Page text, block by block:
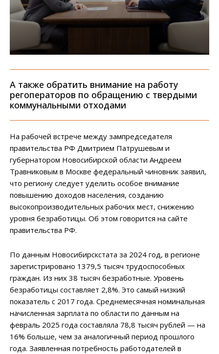
А также обратить внимание на работу
регоператоров по обращению с твердыми
коммунальными отходами
На рабочей встрече между зампредседателя
правительства РФ Дмитрием Патрушевым и
губернатором Новосибирской области Андреем
Травниковым в Москве федеральный чиновник заявил,
что региону следует уделить особое внимание
повышению доходов населения, созданию
высокопроизводительных рабочих мест, снижению
уровня безработицы. Об этом говорится на сайте
правительства РФ.
По данным Новосибирскстата за 2024 год, в регионе
зарегистрировано 1379,5 тысяч трудоспособных
граждан. Из них 38 тысяч безработные. Уровень
безработицы составляет 2,8%. Это самый низкий
показатель с 2017 года. Среднемесячная номинальная
начисленная зарплата по области по данным на
февраль 2025 года составляла 78,8 тысяч рублей — на
16% больше, чем за аналогичный период прошлого
года. Заявленная потребность работодателей в